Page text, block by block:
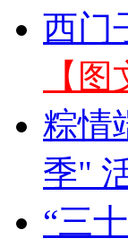
西门
【图
粽情
季"
“三